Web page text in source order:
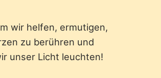
wir helfen, ermutigen,
zu berühren und
unser Licht leuchten!